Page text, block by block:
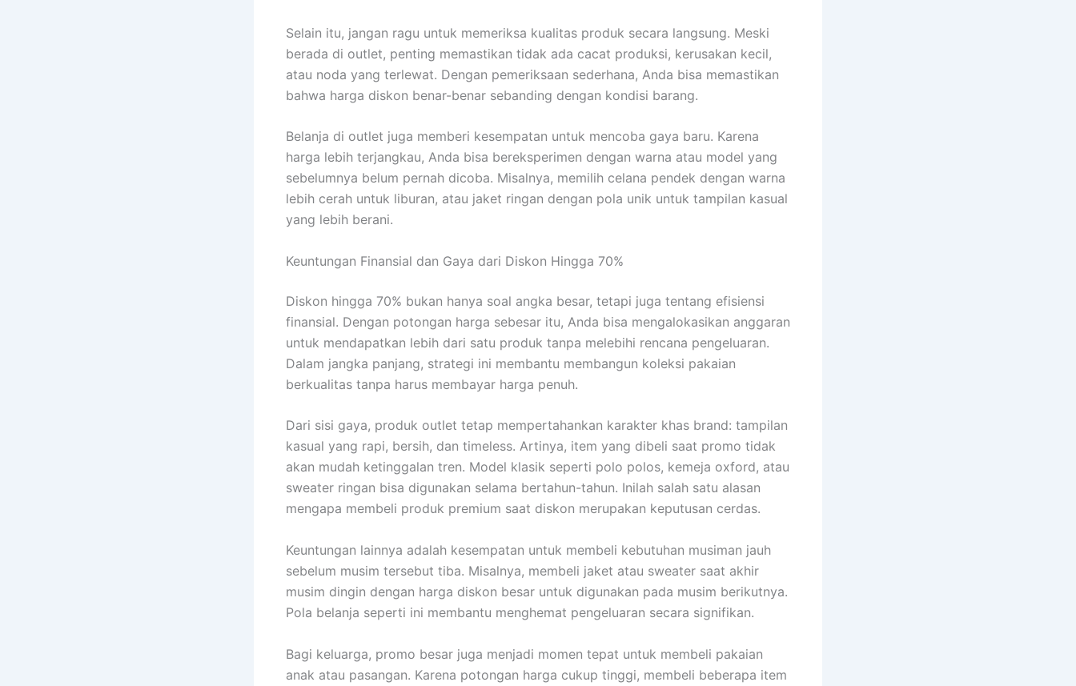
Selain itu, jangan ragu untuk memeriksa kualitas produk secara langsung. Meski
berada di outlet, penting memastikan tidak ada cacat produksi, kerusakan kecil,
atau noda yang terlewat. Dengan pemeriksaan sederhana, Anda bisa memastikan
bahwa harga diskon benar-benar sebanding dengan kondisi barang.
Belanja di outlet juga memberi kesempatan untuk mencoba gaya baru. Karena
harga lebih terjangkau, Anda bisa bereksperimen dengan warna atau model yang
sebelumnya belum pernah dicoba. Misalnya, memilih celana pendek dengan warna
lebih cerah untuk liburan, atau jaket ringan dengan pola unik untuk tampilan kasual
yang lebih berani.
Keuntungan Finansial dan Gaya dari Diskon Hingga 70%
Diskon hingga 70% bukan hanya soal angka besar, tetapi juga tentang efisiensi
finansial. Dengan potongan harga sebesar itu, Anda bisa mengalokasikan anggaran
untuk mendapatkan lebih dari satu produk tanpa melebihi rencana pengeluaran.
Dalam jangka panjang, strategi ini membantu membangun koleksi pakaian
berkualitas tanpa harus membayar harga penuh.
Dari sisi gaya, produk outlet tetap mempertahankan karakter khas brand: tampilan
kasual yang rapi, bersih, dan timeless. Artinya, item yang dibeli saat promo tidak
akan mudah ketinggalan tren. Model klasik seperti polo polos, kemeja oxford, atau
sweater ringan bisa digunakan selama bertahun-tahun. Inilah salah satu alasan
mengapa membeli produk premium saat diskon merupakan keputusan cerdas.
Keuntungan lainnya adalah kesempatan untuk membeli kebutuhan musiman jauh
sebelum musim tersebut tiba. Misalnya, membeli jaket atau sweater saat akhir
musim dingin dengan harga diskon besar untuk digunakan pada musim berikutnya.
Pola belanja seperti ini membantu menghemat pengeluaran secara signifikan.
Bagi keluarga, promo besar juga menjadi momen tepat untuk membeli pakaian
anak atau pasangan. Karena potongan harga cukup tinggi, membeli beberapa item